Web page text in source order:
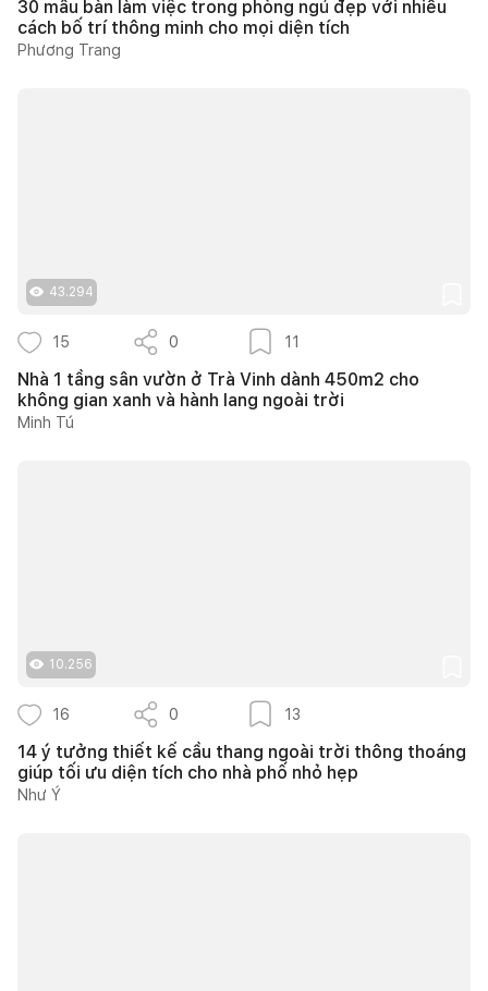
30 mẫu bàn làm việc trong phòng ngủ đẹp với nhiều
cách bố trí thông minh cho mọi diện tích
Phương Trang
43.294
15 0 11
Nhà 1 tầng sân vườn ở Trà Vinh dành 450m2 cho
không gian xanh và hành lang ngoài trời
Minh Tú
10.256
16 0 13
14 ý tưởng thiết kế cầu thang ngoài trời thông thoáng
giúp tối ưu diện tích cho nhà phố nhỏ hẹp
Như Ý